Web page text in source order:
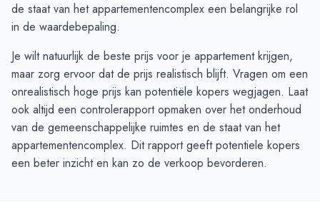
de staat van het appartementencomplex een belangrijke rol
in de waardebepaling.
Je wilt natuurlijk de beste prijs voor je appartement krijgen,
maar zorg ervoor dat de prijs realistisch blijft. Vragen om een
onrealistisch hoge prijs kan potentiële kopers wegjagen. Laat
ook altijd een controlerapport opmaken over het onderhoud
van de gemeenschappelijke ruimtes en de staat van het
appartementencomplex. Dit rapport geeft potentiele kopers
een beter inzicht en kan zo de verkoop bevorderen.